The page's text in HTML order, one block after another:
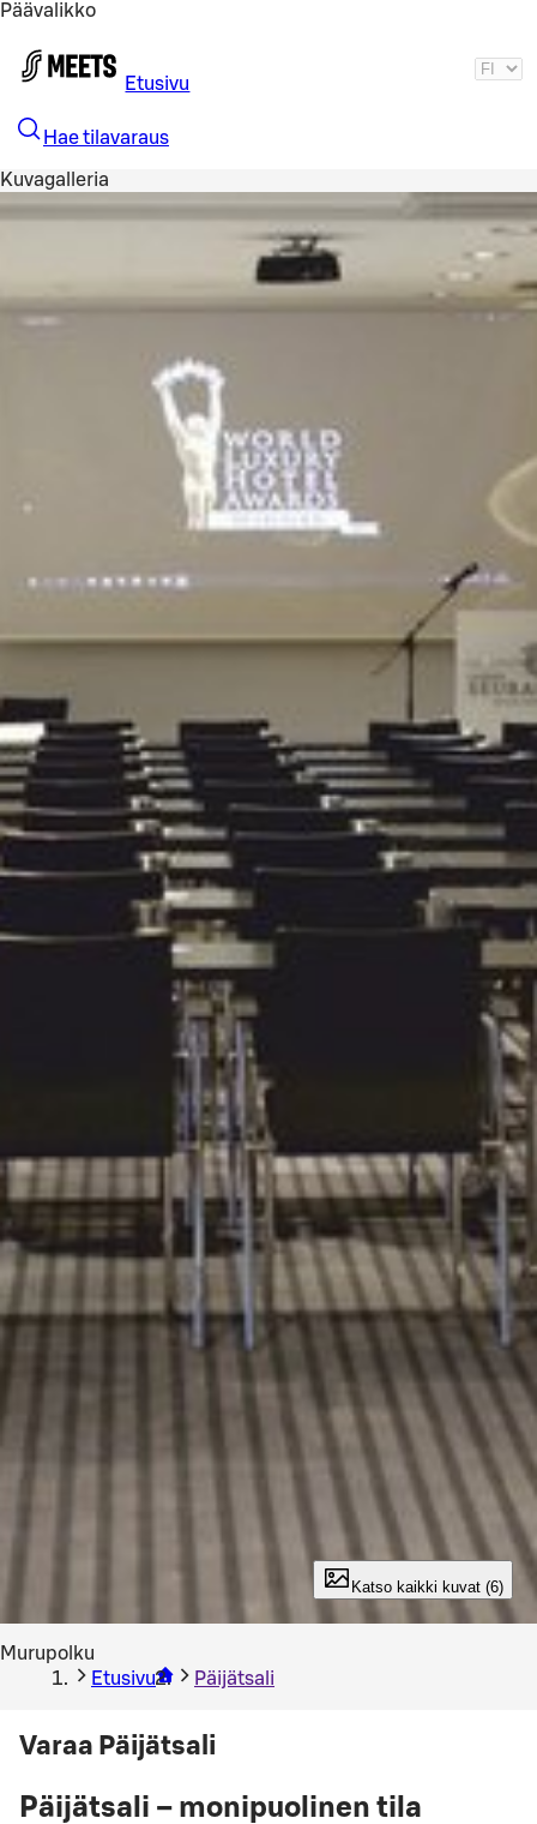
Päävalikko
Etusivu
Hae tilavaraus
Kuvagalleria
Katso kuva 1 / 6
Katso kaikki kuvat (6)
Murupolku
Etusivu
Päijätsali
Varaa Päijätsali
Päijätsali – monipuolinen tila